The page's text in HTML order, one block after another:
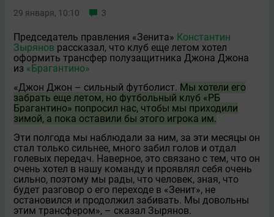
29 января, 10:10 3
Председатель правления «Зенита» Константин
Зырянов рассказал, что клуб еще летом хотел
оформить трансфер полузащитника Джона Джона
из «Брагантино»
«Джон Джон – сильный футболист. Мы хотели его
забрать еще летом, но футбольный клуб «РБ
Брагантино» попросил нас, чтобы мы приходили
зимой, а пока оставили бы этого игрока им.
Эти полгода мы наблюдали за ним, за эти месяцы он
стал только сильнее, много забил голов и отдал
голевых передач. Наверное, это связано с тем, что он
очень хотел в нашу команду и проявлял себя очень
сильно, поэтому мы рады, что человек, зная, что
будет разговор о его переходе в «Зенит», не
остановился и продолжил забивать. Мы довольны
этим трансфером», – сказал Зырянов.